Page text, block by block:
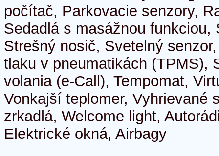
počítač, Parkovacie senzory,
Sedadlá s masážnou funkciou,
Strešný nosič, Svetelný
tlaku v pneumatikách (TPMS),
volania (e-Call), Tempomat,
Vonkajší teplomer, Vyhrievané
zrkadlá, Welcome light,
Elektrické okná, Airbagy